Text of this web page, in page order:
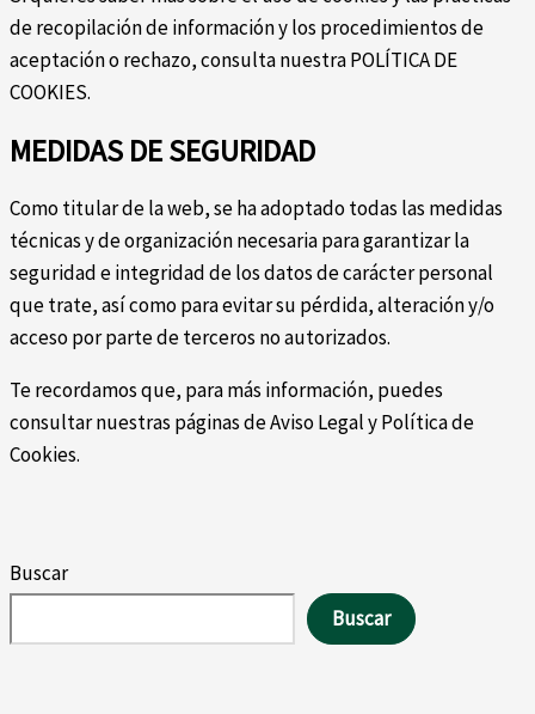
de recopilación de información y los procedimientos de
aceptación o rechazo, consulta nuestra POLÍTICA DE
COOKIES.
MEDIDAS DE SEGURIDAD
Como titular de la web, se ha adoptado todas las medidas
técnicas y de organización necesaria para garantizar la
seguridad e integridad de los datos de carácter personal
que trate, así como para evitar su pérdida, alteración y/o
acceso por parte de terceros no autorizados.
Te recordamos que, para más información, puedes
consultar nuestras páginas de Aviso Legal y Política de
Cookies.
Buscar
Buscar